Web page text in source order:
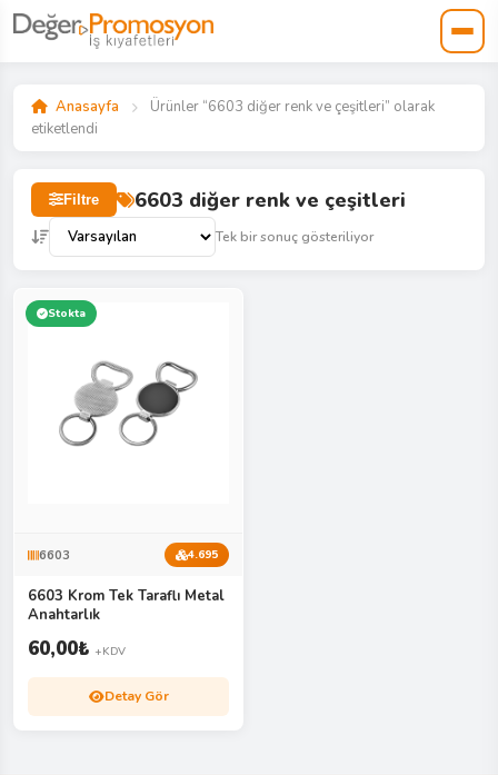
Anasayfa
Ürünler “6603 diğer renk ve çeşitleri” olarak
etiketlendi
Filtre 6603 diğer renk ve çeşitleri
Tek bir sonuç gösteriliyor
Stokta
6603 4.695
6603 Krom Tek Taraflı Metal
Anahtarlık
60,00₺ +KDV
Detay Gör